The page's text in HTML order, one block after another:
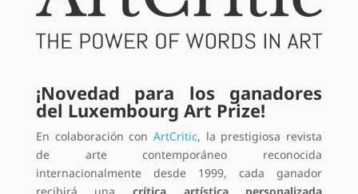
¡Novedad para los ganadores
del Luxembourg Art Prize!
En colaboración con ArtCritic, la prestigiosa revista
de arte contemporáneo reconocida
internacionalmente desde 1999, cada ganador